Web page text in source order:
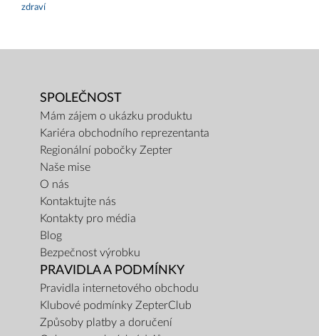
zdraví
SPOLEČNOST
Mám zájem o ukázku produktu
Kariéra obchodního reprezentanta
Regionální pobočky Zepter
Naše mise
O nás
Kontaktujte nás
Kontakty pro média
Blog
Bezpečnost výrobku
PRAVIDLA A PODMÍNKY
Pravidla internetového obchodu
Klubové podmínky ZepterClub
Způsoby platby a doručení